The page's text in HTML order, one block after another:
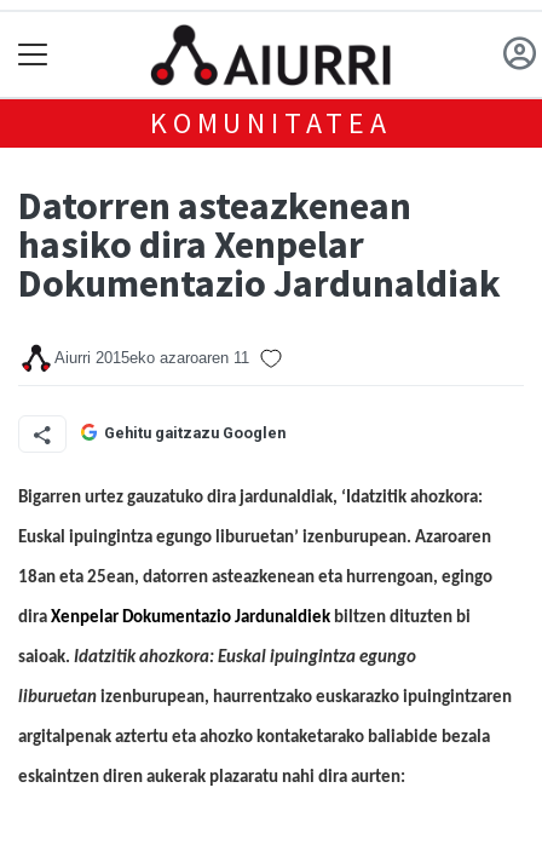
KOMUNITATEA
Datorren asteazkenean
hasiko dira Xenpelar
Dokumentazio Jardunaldiak
Aiurri 2015eko azaroaren 11
Gehitu gaitzazu Googlen
Bigarren urtez gauzatuko dira jardunaldiak, ‘Idatzitik ahozkora:
Euskal ipuingintza egungo liburuetan’ izenburupean. Azaroaren
18an eta 25ean, datorren asteazkenean eta hurrengoan, egingo
dira Xenpelar Dokumentazio Jardunaldiek biltzen dituzten bi
saioak. Idatzitik ahozkora: Euskal ipuingintza egungo
liburuetan izenburupean, haurrentzako euskarazko ipuingintzaren
argitalpenak aztertu eta ahozko kontaketarako baliabide bezala
eskaintzen diren aukerak plazaratu nahi dira aurten: